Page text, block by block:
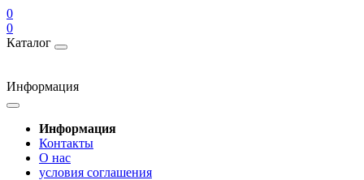
0
0
Каталог
Информация
Информация
Контакты
О нас
условия соглашения